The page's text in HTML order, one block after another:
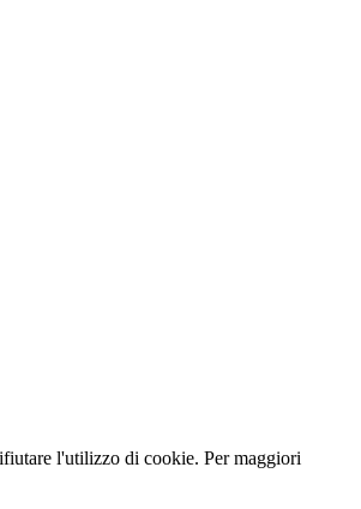
l'utilizzo di cookie. Per maggiori